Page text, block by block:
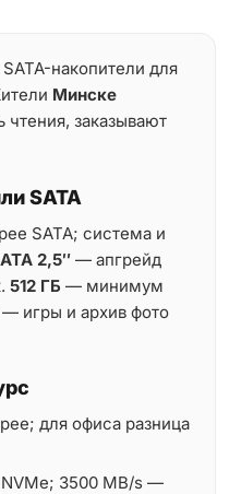
накопители для
Минске
заказывают
SATA
SATA; система и
2,5″ — апгрейд
512 ГБ — минимум
— игры и архив фото
для офиса разница
3500 MB/s —